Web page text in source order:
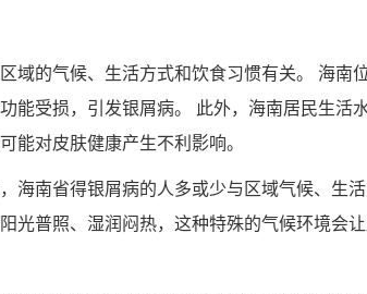
域的气候、生活方式和饮食习惯有关。 海南
能受损，引发银屑病。 此外，海南居民生活
能对皮肤健康产生不利影响。
海南省得银屑病的人多或少与区域气候、生
光普照、湿润闷热，这种特殊的气候环境会